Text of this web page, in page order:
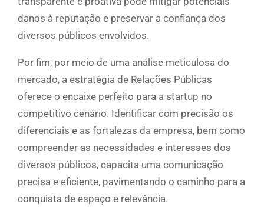
danos à reputação e preservar a confiança dos
diversos públicos envolvidos.
Por fim, por meio de uma análise meticulosa do
mercado, a estratégia de Relações Públicas
oferece o encaixe perfeito para a startup no
competitivo cenário. Identificar com precisão os
diferenciais e as fortalezas da empresa, bem como
compreender as necessidades e interesses dos
diversos públicos, capacita uma comunicação
precisa e eficiente, pavimentando o caminho para a
conquista de espaço e relevância.